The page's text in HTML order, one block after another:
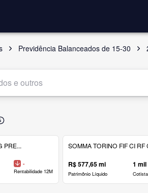
Previdência Balanceados de 15-30
PRE...
-
Rentabilidade 12M
SOMMA TORINO FIF CI RF
R$ 577,65 mi
Patrimônio Líquido
1 mil